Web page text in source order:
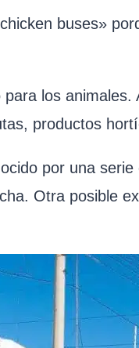
buses»
los
productos
por una serie
Otra posible